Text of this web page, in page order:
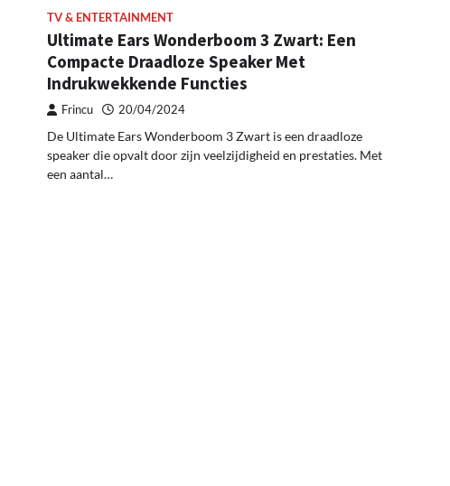
TV & ENTERTAINMENT
Ultimate Ears Wonderboom 3 Zwart: Een
Compacte Draadloze Speaker Met
Indrukwekkende Functies
Frincu 20/04/2024
De Ultimate Ears Wonderboom 3 Zwart is een draadloze
speaker die opvalt door zijn veelzijdigheid en prestaties. Met
een aantal…